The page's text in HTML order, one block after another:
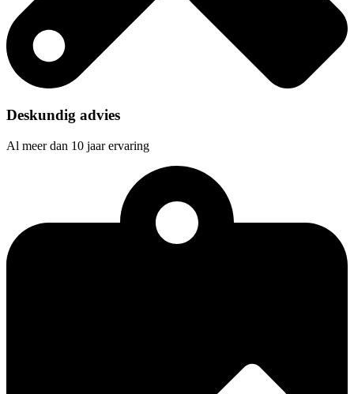
Deskundig advies
Al meer dan 10 jaar ervaring